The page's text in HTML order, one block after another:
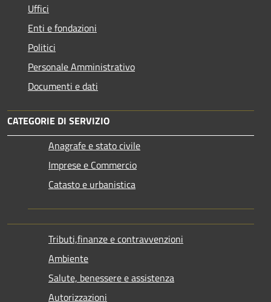
Uffici
Enti e fondazioni
Politici
Personale Amministrativo
Documenti e dati
CATEGORIE DI SERVIZIO
Anagrafe e stato civile
Imprese e Commercio
Catasto e urbanistica
Tributi,finanze e contravvenzioni
Ambiente
Salute, benessere e assistenza
Autorizzazioni